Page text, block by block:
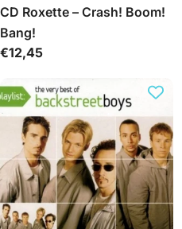
CD Roxette – Crash! Boom!
Bang!
Įprasta
€12,45